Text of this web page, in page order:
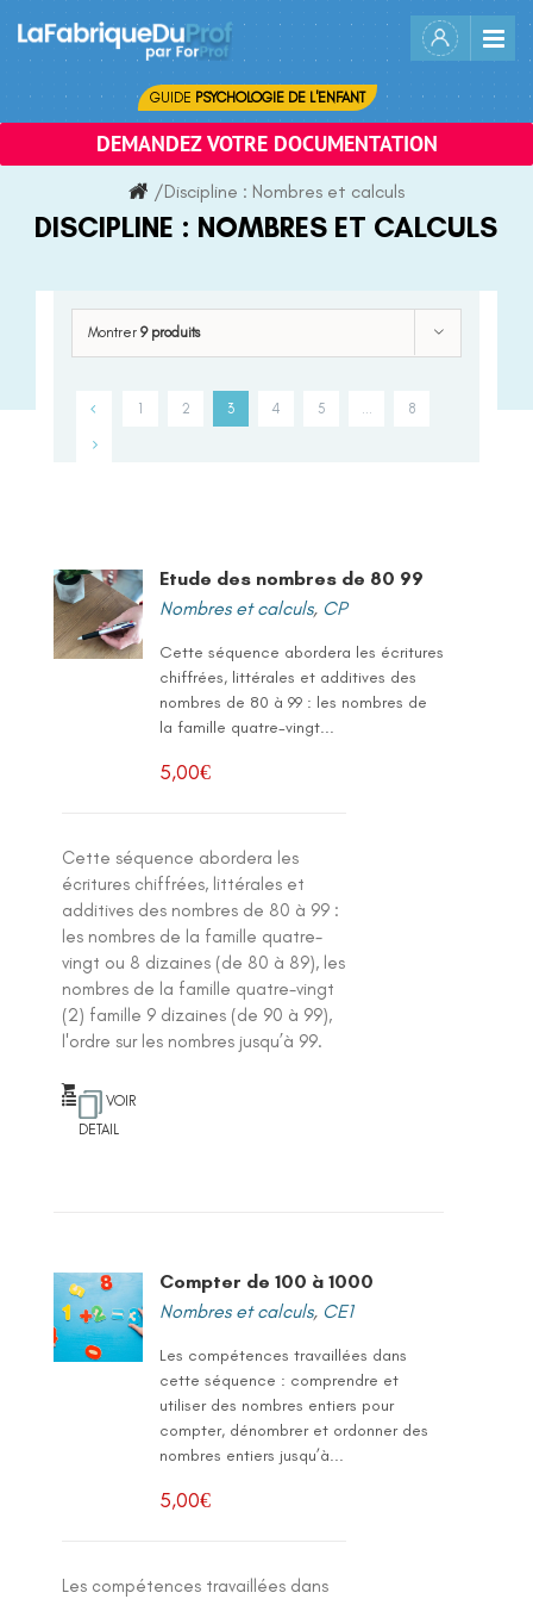
content
GUIDE PSYCHOLOGIE DE L'ENFANT
DEMANDEZ VOTRE DOCUMENTATION
/Discipline : Nombres et calculs
DISCIPLINE : NOMBRES ET CALCULS
Montrer 9 produits
1 2 3 4 5 8
Etude des nombres de 80 99
Nombres et calculs, CP
Cette séquence abordera les écritures
chiffrées, littérales et additives des
nombres de 80 à 99 : les nombres de
la famille quatre-vingt...
5,00€
Cette séquence abordera les
écritures chiffrées, littérales et
additives des nombres de 80 à 99 :
les nombres de la famille quatre-
vingt ou 8 dizaines (de 80 à 89), les
nombres de la famille quatre-vingt
(2) famille 9 dizaines (de 90 à 99),
l'ordre sur les nombres jusqu’à 99.
VOIR
DETAIL
Compter de 100 à 1000
Nombres et calculs, CE1
Les compétences travaillées dans
cette séquence : comprendre et
utiliser des nombres entiers pour
compter, dénombrer et ordonner des
nombres entiers jusqu’à...
5,00€
Les compétences travaillées dans